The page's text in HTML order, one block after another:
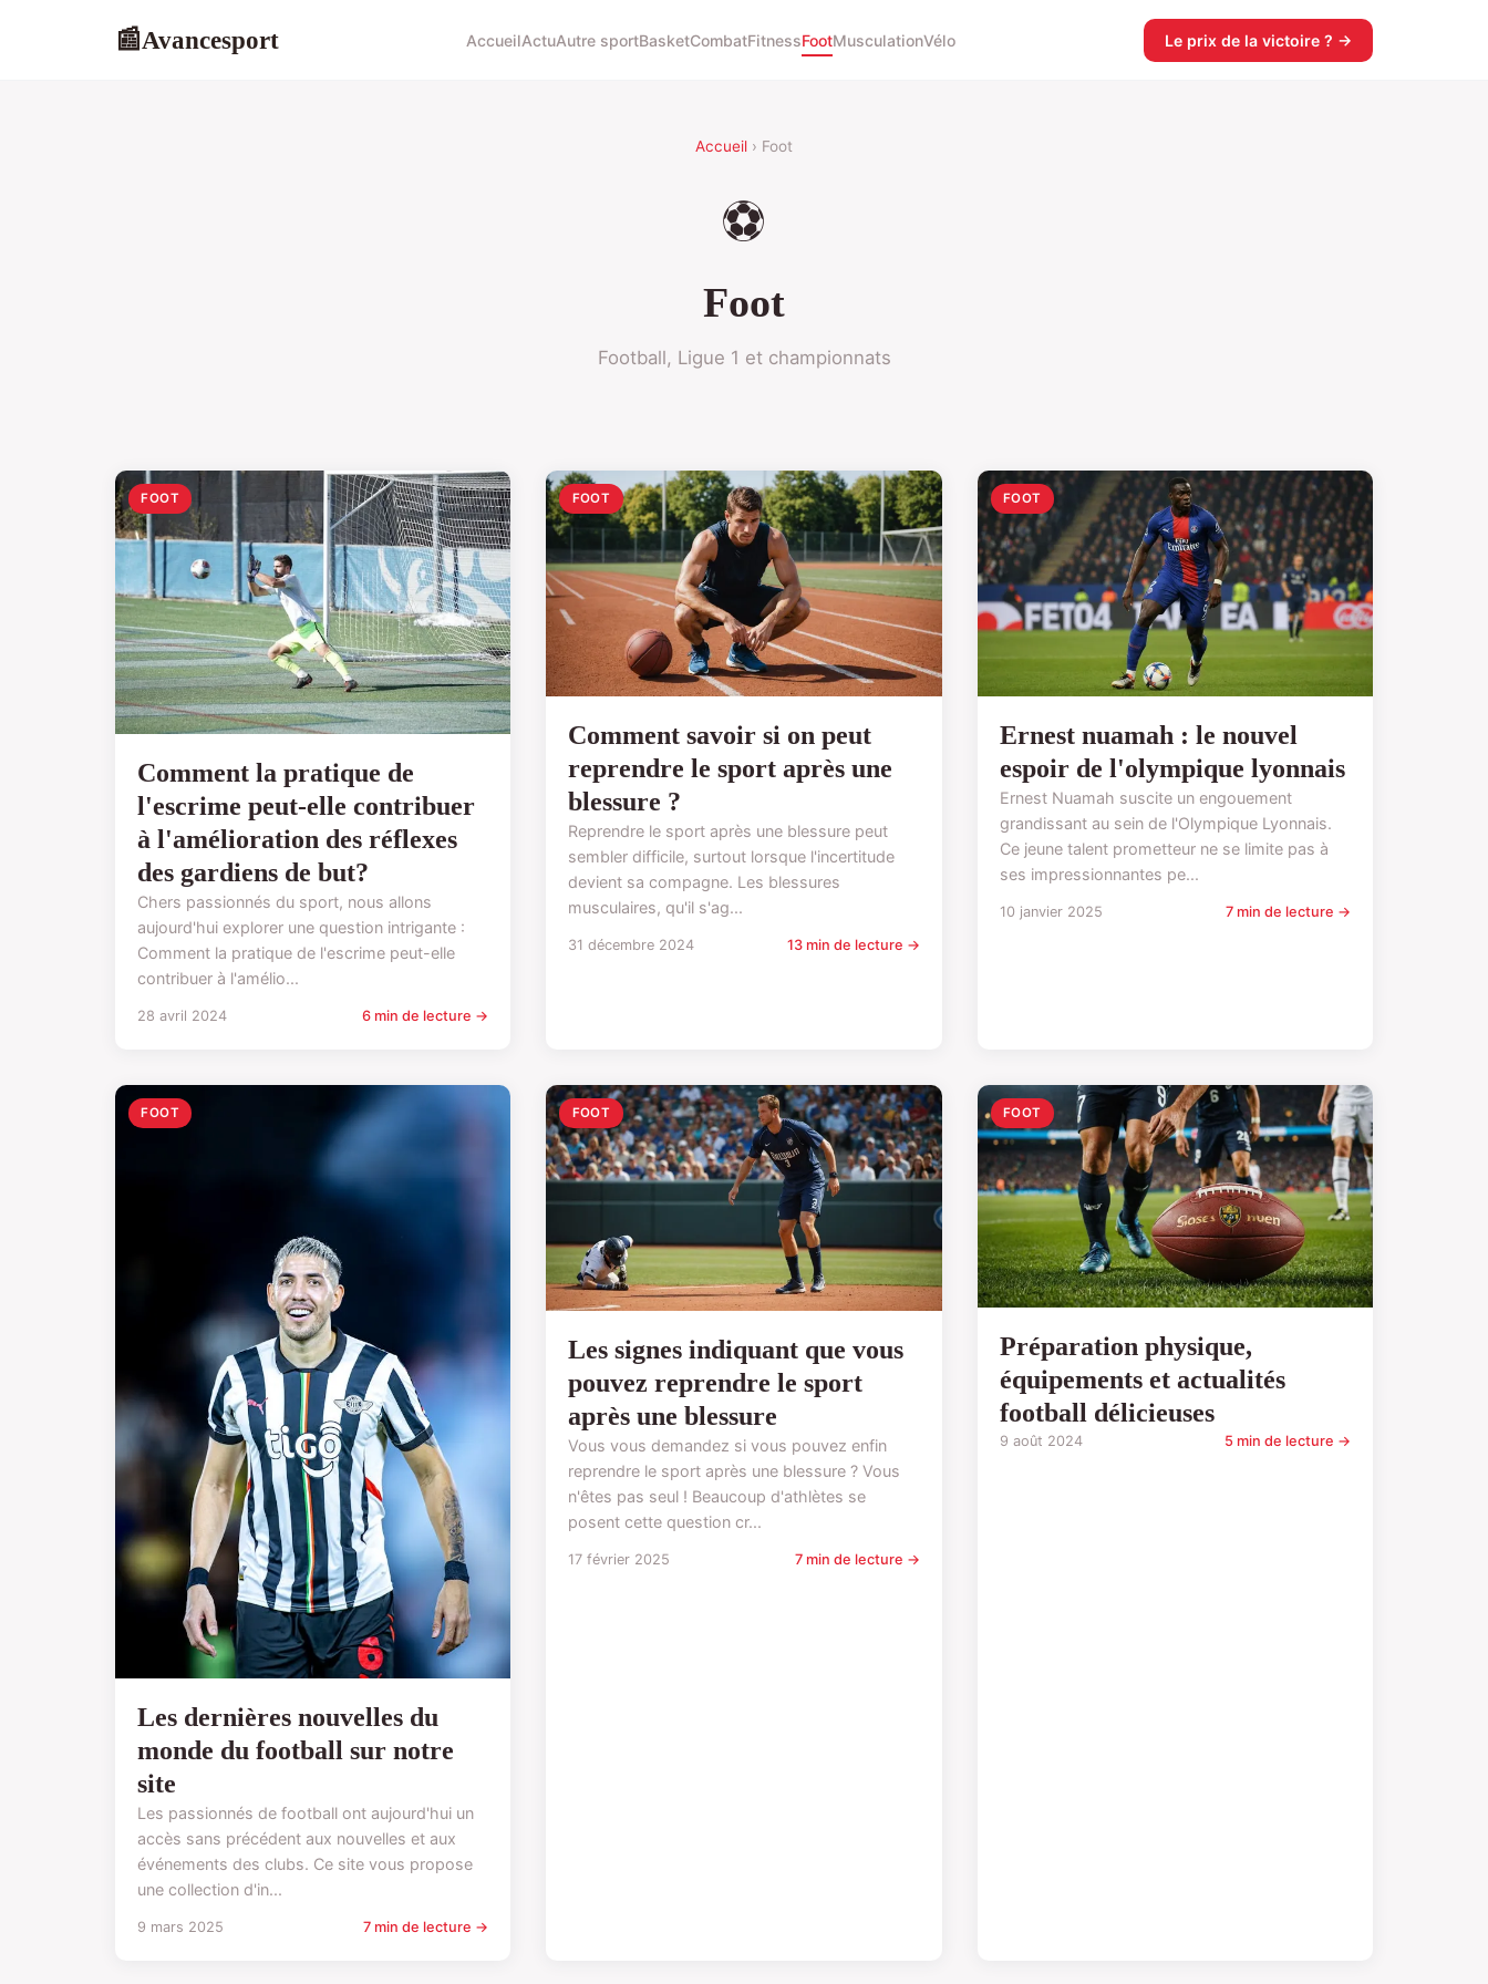
📰Avancesport AccueilActuAutre sportBasketCombatFitnessFootMusculationVélo Le prix de la victoire ? →
Accueil › Foot
⚽
Foot
Football, Ligue 1 et championnats
FOOT
Comment la pratique de
l'escrime peut-elle contribuer
à l'amélioration des réflexes
des gardiens de but?
Chers passionnés du sport, nous allons
aujourd'hui explorer une question intrigante :
Comment la pratique de l'escrime peut-elle
contribuer à l'amélio...
28 avril 2024 6 min de lecture →
FOOT
Comment savoir si on peut
reprendre le sport après une
blessure ?
Reprendre le sport après une blessure peut
sembler difficile, surtout lorsque l'incertitude
devient sa compagne. Les blessures
musculaires, qu'il s'ag...
31 décembre 2024 13 min de lecture →
FOOT
Ernest nuamah : le nouvel
espoir de l'olympique lyonnais
Ernest Nuamah suscite un engouement
grandissant au sein de l'Olympique Lyonnais.
Ce jeune talent prometteur ne se limite pas à
ses impressionnantes pe...
10 janvier 2025 7 min de lecture →
FOOT
Les dernières nouvelles du
monde du football sur notre
site
Les passionnés de football ont aujourd'hui un
accès sans précédent aux nouvelles et aux
événements des clubs. Ce site vous propose
une collection d'in...
9 mars 2025 7 min de lecture →
FOOT
Les signes indiquant que vous
pouvez reprendre le sport
après une blessure
Vous vous demandez si vous pouvez enfin
reprendre le sport après une blessure ? Vous
n'êtes pas seul ! Beaucoup d'athlètes se
posent cette question cr...
17 février 2025 7 min de lecture →
FOOT
Préparation physique,
équipements et actualités
football délicieuses
9 août 2024 5 min de lecture →